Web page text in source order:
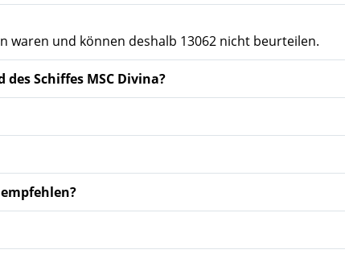
waren und können deshalb 13062 nicht beurteilen.
Schiffes MSC Divina?